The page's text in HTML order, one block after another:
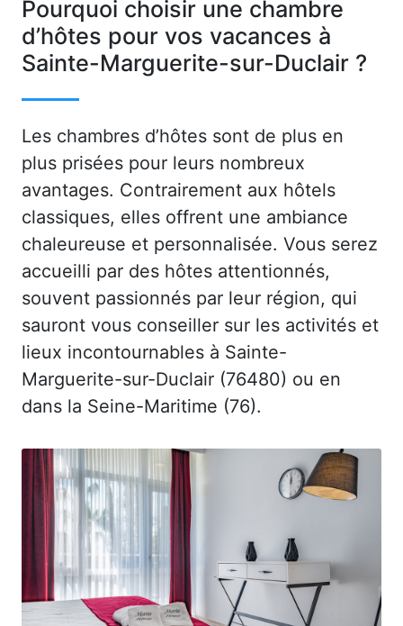
Pourquoi choisir une chambre
d’hôtes pour vos vacances à
Sainte-Marguerite-sur-Duclair ?
Les chambres d’hôtes sont de plus en
plus prisées pour leurs nombreux
avantages. Contrairement aux hôtels
classiques, elles offrent une ambiance
chaleureuse et personnalisée. Vous serez
accueilli par des hôtes attentionnés,
souvent passionnés par leur région, qui
sauront vous conseiller sur les activités et
lieux incontournables à Sainte-
Marguerite-sur-Duclair (76480) ou en
dans la Seine-Maritime (76).